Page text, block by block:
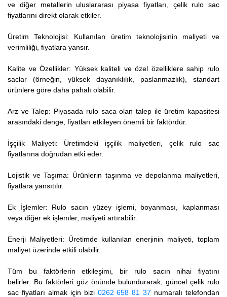
ve diğer metallerin uluslararası piyasa fiyatları, çelik rulo sac
fiyatlarını direkt olarak etkiler.
Üretim Teknolojisi: Kullanılan üretim teknolojisinin maliyeti ve
verimliliği, fiyatlara yansır.
Kalite ve Özellikler: Yüksek kaliteli ve özel özelliklere sahip rulo
saclar (örneğin, yüksek dayanıklılık, paslanmazlık), standart
ürünlere göre daha pahalı olabilir.
Arz ve Talep: Piyasada rulo saca olan talep ile üretim kapasitesi
arasındaki denge, fiyatları etkileyen önemli bir faktördür.
İşçilik Maliyeti: Üretimdeki işçilik maliyetleri, çelik rulo sac
fiyatlarına doğrudan etki eder.
Lojistik ve Taşıma: Ürünlerin taşınma ve depolanma maliyetleri,
fiyatlara yansıtılır.
Ek İşlemler: Rulo sacın yüzey işlemi, boyanması, kaplanması
veya diğer ek işlemler, maliyeti artırabilir.
Enerji Maliyetleri: Üretimde kullanılan enerjinin maliyeti, toplam
maliyet üzerinde etkili olabilir.
Tüm bu faktörlerin etkileşimi, bir rulo sacın nihai fiyatını
belirler. Bu faktörleri göz önünde bulundurarak, güncel çelik rulo
sac fiyatları almak için bizi 0262 658 81 37 numaralı telefondan